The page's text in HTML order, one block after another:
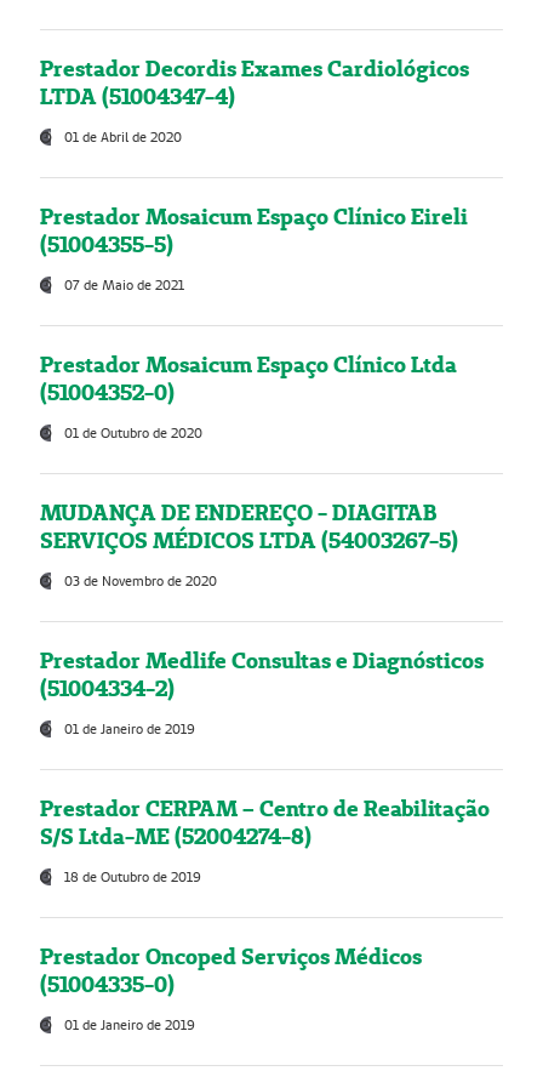
Prestador Decordis Exames Cardiológicos
LTDA (51004347-4)
01 de Abril de 2020
Prestador Mosaicum Espaço Clínico Eireli
(51004355-5)
07 de Maio de 2021
Prestador Mosaicum Espaço Clínico Ltda
(51004352-0)
01 de Outubro de 2020
MUDANÇA DE ENDEREÇO - DIAGITAB
SERVIÇOS MÉDICOS LTDA (54003267-5)
03 de Novembro de 2020
Prestador Medlife Consultas e Diagnósticos
(51004334-2)
01 de Janeiro de 2019
Prestador CERPAM – Centro de Reabilitação
S/S Ltda-ME (52004274-8)
18 de Outubro de 2019
Prestador Oncoped Serviços Médicos
(51004335-0)
01 de Janeiro de 2019